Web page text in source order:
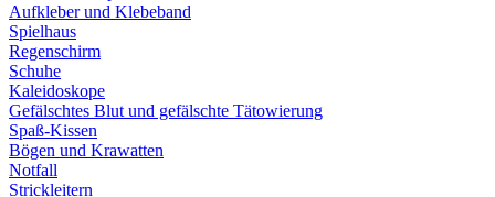
Aufkleber und Klebeband
Spielhaus
Regenschirm
Schuhe
Kaleidoskope
Gefälschtes Blut und gefälschte Tätowierung
Spaß-Kissen
Bögen und Krawatten
Notfall
Strickleitern